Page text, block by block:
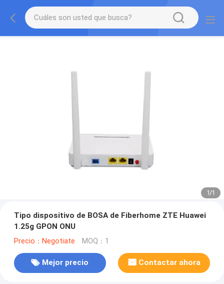
1/1
Tipo dispositivo de BOSA de Fiberhome ZTE Huawei
1.25g GPON ONU
Precio：Negotiate MOQ：1
Mejor precio Contactar ahora